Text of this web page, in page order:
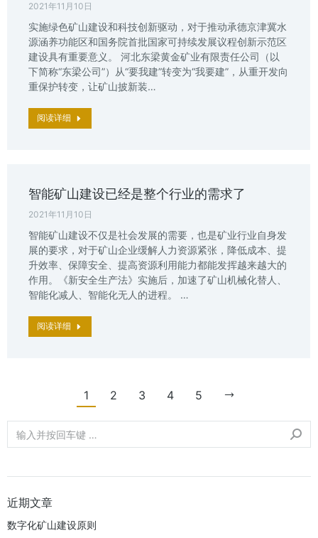
2021年11月10日
实施绿色矿山建设和科技创新驱动，对于推动承德京津冀水
源涵养功能区和国务院首批国家可持续发展议程创新示范区
建设具有重要意义。 河北东梁黄金矿业有限责任公司（以
下简称“东梁公司”）从“要我建”转变为“我要建”，从重开发向
重保护转变，让矿山披新装…
阅读详细
智能矿山建设已经是整个行业的需求了
2021年11月10日
智能矿山建设不仅是社会发展的需要，也是矿业行业自身发
展的要求，对于矿山企业缓解人力资源紧张，降低成本、提
升效率、保障安全、提高资源利用能力都能发挥越来越大的
作用。《新安全生产法》实施后，加速了矿山机械化替人、
智能化减人、智能化无人的进程。 …
阅读详细
1 2 3 4 5
近期文章
数字化矿山建设原则